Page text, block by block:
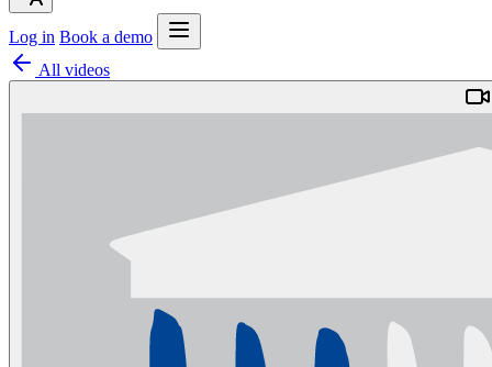
Log in Book a demo
All videos